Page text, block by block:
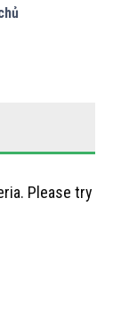
Please try